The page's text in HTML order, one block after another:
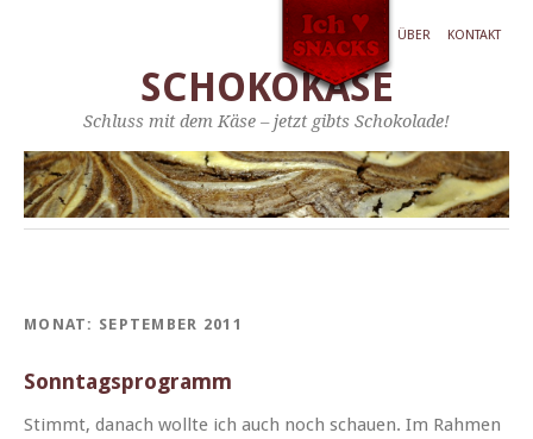
ÜBER KONTAKT
SCHOKOKÄSE
Schluss mit dem Käse – jetzt gibts Schokolade!
MONAT: SEPTEMBER 2011
Sonntagsprogramm
Stimmt, danach wollte ich auch noch schauen. Im Rah­men